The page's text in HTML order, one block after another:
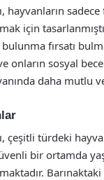
hayvanların
için
fırsatı
onların sosyal
daha mutlu
çeşitli türdeki
bir ortamda